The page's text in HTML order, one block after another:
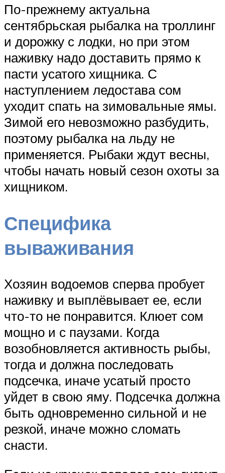
По-прежнему актуальна
сентябрьская рыбалка на троллинг
и дорожку с лодки, но при этом
наживку надо доставить прямо к
пасти усатого хищника. С
наступлением ледостава сом
уходит спать на зимовальные ямы.
Зимой его невозможно разбудить,
поэтому рыбалка на льду не
применяется. Рыбаки ждут весны,
чтобы начать новый сезон охоты за
хищником.
Специфика
вываживания
Хозяин водоемов сперва пробует
наживку и выплёвывает ее, если
что-то не понравится. Клюет сом
мощно и с паузами. Когда
возобновляется активность рыбы,
тогда и должна последовать
подсечка, иначе усатый просто
уйдет в свою яму. Подсечка должна
быть одновременно сильной и не
резкой, иначе можно сломать
снасти.